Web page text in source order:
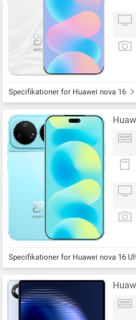
Specifikationer for Huawei nova 16
Specifikationer for Huawei nova 16